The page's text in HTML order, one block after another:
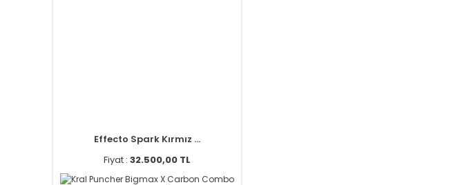
Effecto Spark Kırmız ...
Fiyat : 32.500,00 TL